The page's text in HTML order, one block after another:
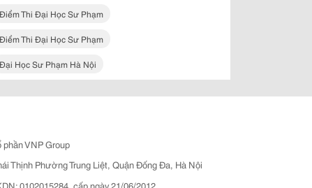
Điểm Thi Đại Học Sư Phạm
Điểm Thi Đại Học Sư Phạm
Đại Học Sư Phạm Hà Nội
phần VNP Group
Thịnh Phường Trung Liệt, Quận Đống Đa, Hà Nội
0102015284, cấp ngày 21/06/2012